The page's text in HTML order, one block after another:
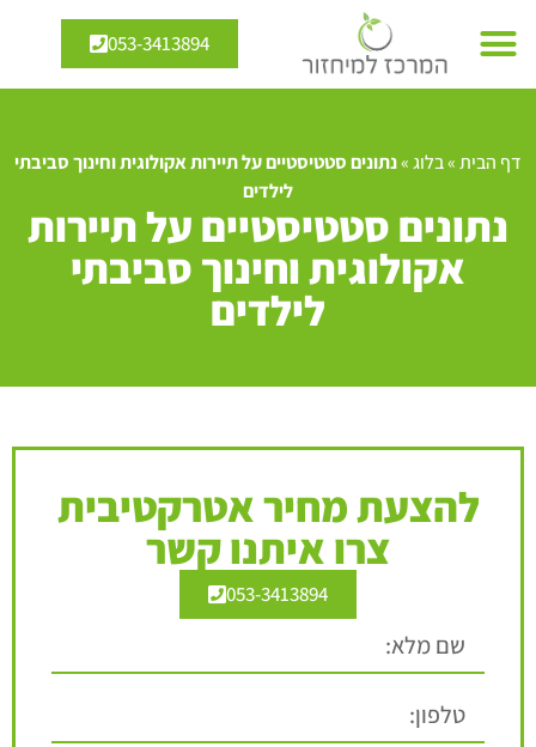
053-3413894
דף הבית»בלוג»נתונים סטטיסטיים על תיירות אקולוגית וחינוך סביבתי
לילדים
נתונים סטטיסטיים על תיירות
אקולוגית וחינוך סביבתי
לילדים
להצעת מחיר אטרקטיבית
צרו איתנו קשר
053-3413894